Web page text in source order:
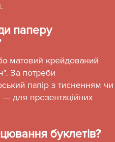
паперу
матовий крейдований
За потреби
папір з тисненням чи
— для презентаційних
буклетів?